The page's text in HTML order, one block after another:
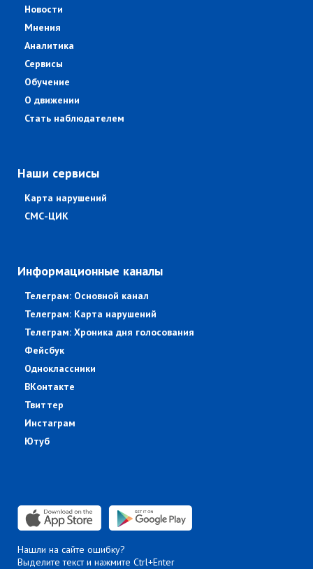
Новости
Мнения
Аналитика
Сервисы
Обучение
О движении
Стать наблюдателем
Наши сервисы
Карта нарушений
СМС-ЦИК
Информационные каналы
Телеграм: Основной канал
Телеграм: Карта нарушений
Телеграм: Хроника дня голосования
Фейсбук
Одноклассники
ВКонтакте
Твиттер
Инстаграм
Ютуб
Нашли на сайте ошибку?
Выделите текст и нажмите Ctrl+Enter